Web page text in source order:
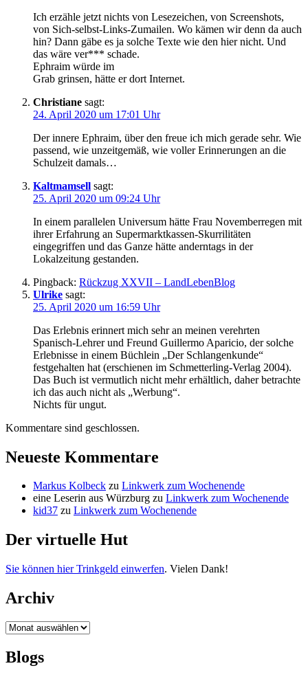
Ich erzähle jetzt nichts von Lesezeichen, von Screenshots,
von Sich-selbst-Links-Zumailen. Wo kämen wir denn da auch
hin? Dann gäbe es ja solche Texte wie den hier nicht. Und
das wäre ver*** schade.
Ephraim würde im
Grab grinsen, hätte er dort Internet.
Christiane sagt:
24. April 2020 um 17:01 Uhr
Der innere Ephraim, über den freue ich mich gerade sehr. Wie
passend, wie unzeitgemäß, wie voller Erinnerungen an die
Schulzeit damals…
Kaltmamsell sagt:
25. April 2020 um 09:24 Uhr
In einem parallelen Universum hätte Frau Novemberregen mit
ihrer Erfahrung an Supermarktkassen-Skurrilitäten
eingegriffen und das Ganze hätte anderntags in der
Lokalzeitung gestanden.
Pingback: Rückzug XXVII – LandLebenBlog
Ulrike sagt:
25. April 2020 um 16:59 Uhr
Das Erlebnis erinnert mich sehr an meinen verehrten
Spanisch-Lehrer und Freund Guillermo Aparicio, der solche
Erlebnisse in einem Büchlein „Der Schlangenkunde“
festgehalten hat (erschienen im Schmetterling-Verlag 2004).
Das Buch ist vermutlich nicht mehr erhältlich, daher betrachte
ich das auch nicht als „Werbung“.
Nichts für ungut.
Kommentare sind geschlossen.
Neueste Kommentare
Markus Kolbeck zu Linkwerk zum Wochenende
eine Leserin aus Würzburg zu Linkwerk zum Wochenende
kid37 zu Linkwerk zum Wochenende
Der virtuelle Hut
Sie können hier Trinkgeld einwerfen. Vielen Dank!
Archiv
Archiv
Blogs